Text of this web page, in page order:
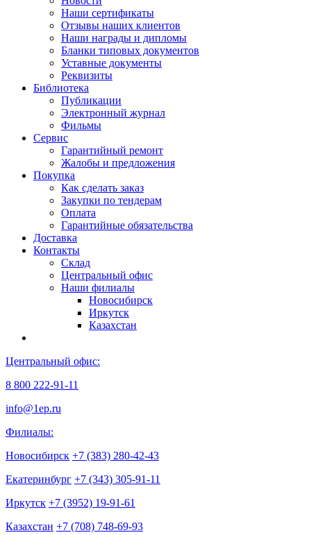
Наши сертификаты
Отзывы наших клиентов
Наши награды и дипломы
Бланки типовых документов
Уставные документы
Реквизиты
Библиотека
Публикации
Электронный журнал
Фильмы
Сервис
Гарантийный ремонт
Жалобы и предложения
Покупка
Как сделать заказ
Закупки по тендерам
Оплата
Гарантийные обязательства
Доставка
Контакты
Склад
Центральный офис
Наши филиалы
Новосибирск
Иркутск
Казахстан
Центральный офис:
8 800 222-91-11
info@1ep.ru
Филиалы:
Новосибирск +7 (383) 280-42-43
Екатеринбург +7 (343) 305-91-11
Иркутск +7 (3952) 19-91-61
Казахстан +7 (708) 748-69-93